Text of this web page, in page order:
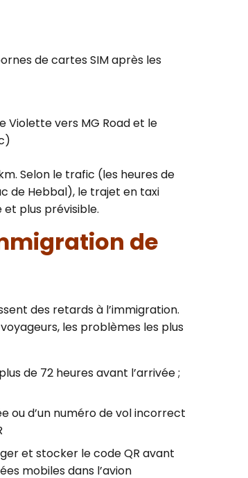
de cartes SIM après les
Violette vers MG Road et le
Selon le trafic (les heures de
de Hebbal), le trajet en taxi
et plus prévisible.
de
des retards à l’immigration.
les problèmes les plus
de 72 heures avant l’arrivée ;
ou d’un numéro de vol incorrect
et stocker le code QR avant
mobiles dans l’avion